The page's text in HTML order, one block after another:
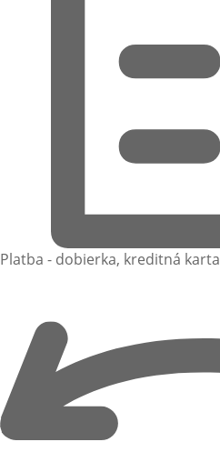
Platba - dobierka, kreditná karta